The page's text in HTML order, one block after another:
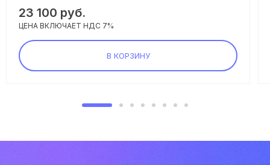
23 100 руб.
ЦЕНА ВКЛЮЧАЕТ НДС 7%
В КОРЗИНУ